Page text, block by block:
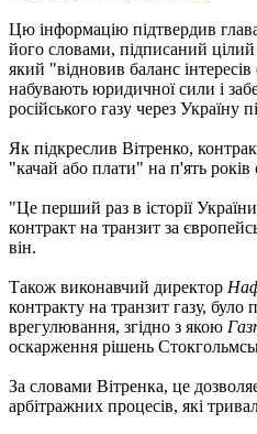
Цю інформацію підтвердив
його словами, підписаний цілий
який "відновив баланс
набувають юридичної сили і
російського газу через Україну
Як підкреслив Вітренко,
"качай або плати" на п'ять
"Це перший раз в історії
контракт на транзит за
він.
Також виконавчий директор
контракту на транзит газу, було
врегулювання, згідно з якою
оскарження рішень
За словами Вітренка, це
арбітражних процесів, які